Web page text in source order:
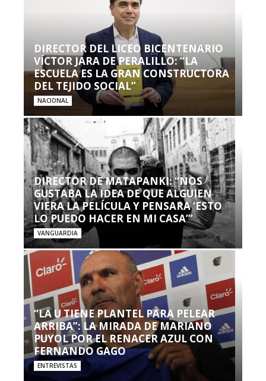
DIRECTOR DEL LICEO BICENTENARIO
VÍCTOR JARA DE PERALILLO: “LA
ESCUELA ES LA GRAN CONSTRUCTORA
DEL TEJIDO SOCIAL”
NACIONAL
DIRECTOR DE MATAPANKI: “NOS
GUSTABA LA IDEA DE QUE ALGUIEN
VIERA LA PELÍCULA Y PENSARA ‘ESTO
LO PUEDO HACER EN MI CASA’”
VANGUARDIA
“LA U TIENE PLANTEL PARA PELEAR
ARRIBA”: LA MIRADA DE MARIANO
PUYOL POR EL RENACER AZUL CON
FERNANDO GAGO
ENTREVISTAS